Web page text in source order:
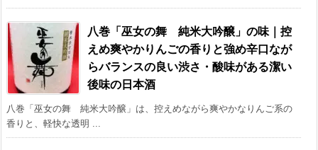
八巻「巫女の舞 純米大吟醸」の味｜控
えめ爽やかりんごの香りと強め辛口なが
らバランスの良い渋さ・酸味がある潔い
後味の日本酒
八巻「巫女の舞 純米大吟醸」は、控えめながら爽やかなりんご系の
香りと、軽快な透明 ...